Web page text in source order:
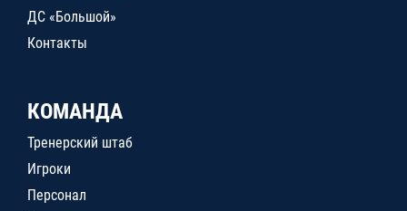
ДС «Большой»
Контакты
КОМАНДА
Тренерский штаб
Игроки
Персонал